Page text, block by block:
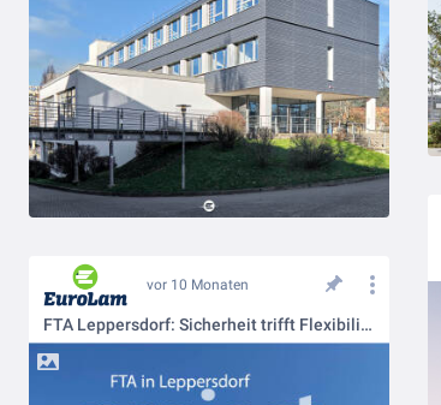
vor 10 Monaten
FTA Leppersdorf: Sicherheit trifft Flexibilität☀️